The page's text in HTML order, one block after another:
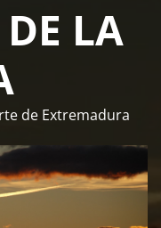
LA
de Extremadura